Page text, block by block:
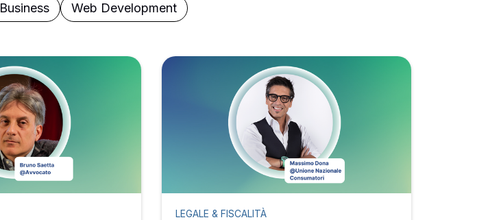
Web Development
LEGALE & FISCALITÀ